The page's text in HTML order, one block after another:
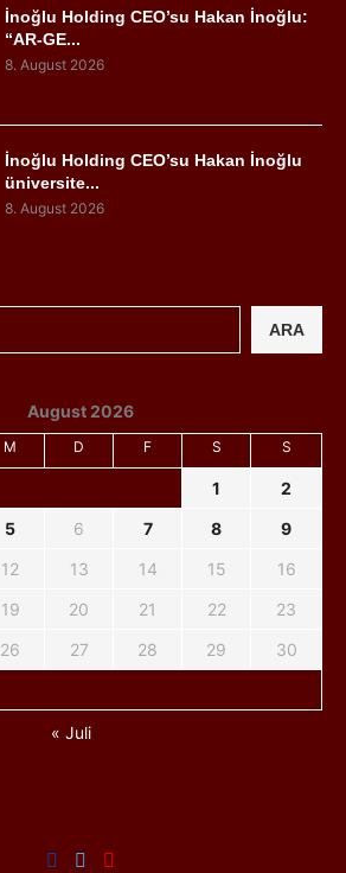
İnoğlu Holding CEO’su Hakan İnoğlu:
“AR-GE...
8. August 2026
İnoğlu Holding CEO’su Hakan İnoğlu
üniversite...
8. August 2026
ARA
August 2026
M D F S S
1
2
5 6 7 8
9
12 13 14 15
16
19 20 21 22
23
26 27 28 29
30
« Juli